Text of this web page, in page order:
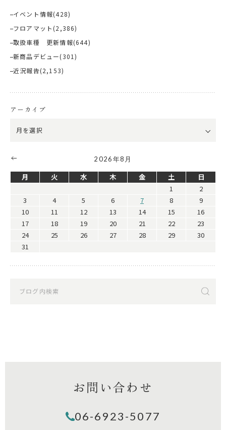
イベント情報(428)
フロアマット (2,386)
取扱車種 更新情報(644)
新商品デビュー(301)
近況報告(2,153)
アーカイブ
2026年8月
月 火 水 木 金 土
日
1
2
3
4 5 6 7 8
9
10
11 12 13 14 15
16
17
18 19 20 21 22
23
24
25 26 27 28 29
30
31
お問い合わせ
06-6923-5077